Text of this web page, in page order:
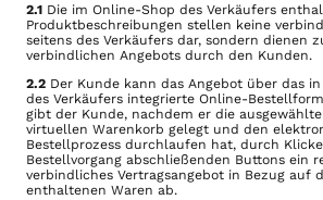
2.1 Die im Online-Shop des Verkäufers
Produktbeschreibungen stellen keine
seitens des Verkäufers dar, sondern dienen
verbindlichen Angebots durch den Kunden.
2.2 Der Kunde kann das Angebot über das
des Verkäufers integrierte Online-
gibt der Kunde, nachdem er die
virtuellen Warenkorb gelegt und den
Bestellprozess durchlaufen hat, durch
Bestellvorgang abschließenden Buttons ein
verbindliches Vertragsangebot in Bezug auf
enthaltenen Waren ab.